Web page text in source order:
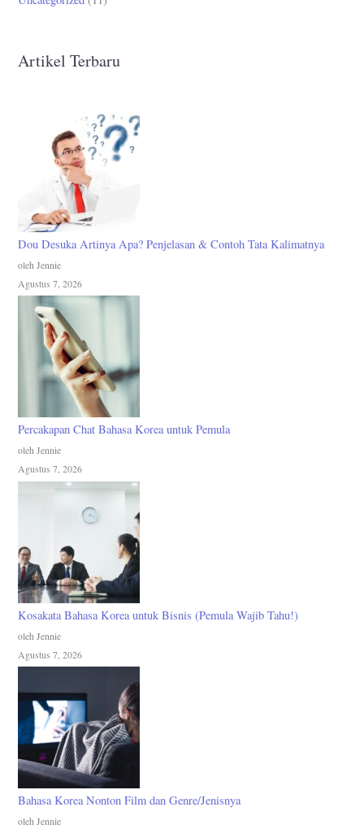
Artikel Terbaru
Dou Desuka Artinya Apa? Penjelasan & Contoh Tata Kalimatnya
oleh Jennie
Agustus 7, 2026
Percakapan Chat Bahasa Korea untuk Pemula
oleh Jennie
Agustus 7, 2026
Kosakata Bahasa Korea untuk Bisnis (Pemula Wajib Tahu!)
oleh Jennie
Agustus 7, 2026
Bahasa Korea Nonton Film dan Genre/Jenisnya
oleh Jennie